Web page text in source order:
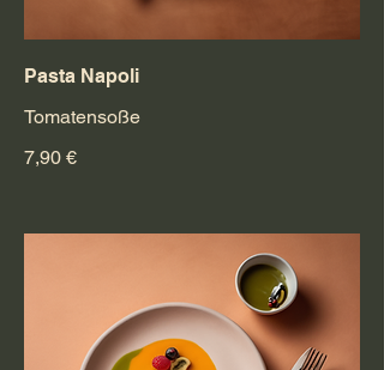
Pasta Napoli
Tomatensoße
7,90 €